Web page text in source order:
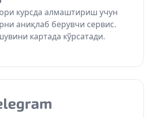
курсда алмаштириш учун
аниқлаб берувчи сервис.
картада кўрсатади.